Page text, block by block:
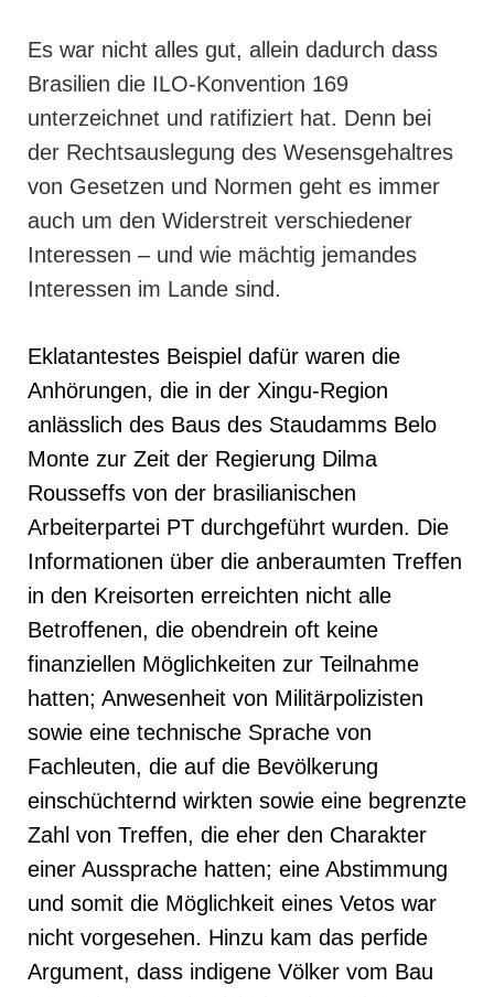
Es war nicht alles gut, allein dadurch dass
Brasilien die ILO-Konvention 169
unterzeichnet und ratifiziert hat. Denn bei
der Rechtsauslegung des Wesensgehaltres
von Gesetzen und Normen geht es immer
auch um den Widerstreit verschiedener
Interessen – und wie mächtig jemandes
Interessen im Lande sind.
Eklatantestes Beispiel dafür waren die
Anhörungen, die in der Xingu-Region
anlässlich des Baus des Staudamms Belo
Monte zur Zeit der Regierung Dilma
Rousseffs von der brasilianischen
Arbeiterpartei PT durchgeführt wurden. Die
Informationen über die anberaumten Treffen
in den Kreisorten erreichten nicht alle
Betroffenen, die obendrein oft keine
finanziellen Möglichkeiten zur Teilnahme
hatten; Anwesenheit von Militärpolizisten
sowie eine technische Sprache von
Fachleuten, die auf die Bevölkerung
einschüchternd wirkten sowie eine begrenzte
Zahl von Treffen, die eher den Charakter
einer Aussprache hatten; eine Abstimmung
und somit die Möglichkeit eines Vetos war
nicht vorgesehen. Hinzu kam das perfide
Argument, dass indigene Völker vom Bau